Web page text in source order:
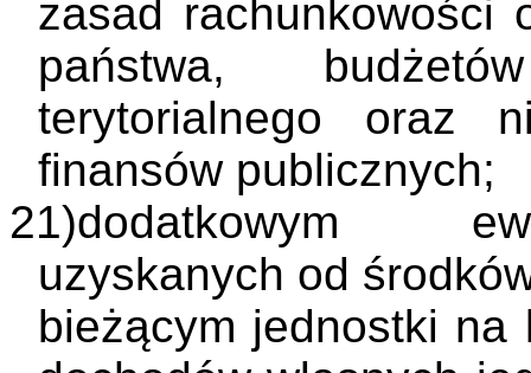
zasad rachunkowości
państwa,
terytorialnego oraz
finansów publicznych;
21)dodatkowym
uzyskanych od
bieżącym jednostki